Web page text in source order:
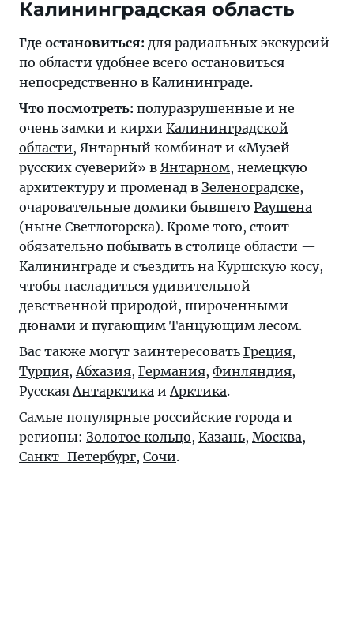
Калининградская область
Где остановиться: для радиальных экскурсий
по области удобнее всего остановиться
непосредственно в Калининграде.
Что посмотреть: полуразрушенные и не
очень замки и кирхи Калининградской
области, Янтарный комбинат и «Музей
русских суеверий» в Янтарном, немецкую
архитектуру и променад в Зеленоградске,
очаровательные домики бывшего Раушена
(ныне Светлогорска). Кроме того, стоит
обязательно побывать в столице области —
Калининграде и съездить на Куршскую косу,
чтобы насладиться удивительной
девственной природой, широченными
дюнами и пугающим Танцующим лесом.
Вас также могут заинтересовать Греция,
Турция,Абхазия, Германия, Финляндия,
РусскаяАнтарктика иАрктика.
Самые популярные российские города и
регионы: Золотое кольцо, Казань, Москва,
Санкт-Петербург, Сочи.